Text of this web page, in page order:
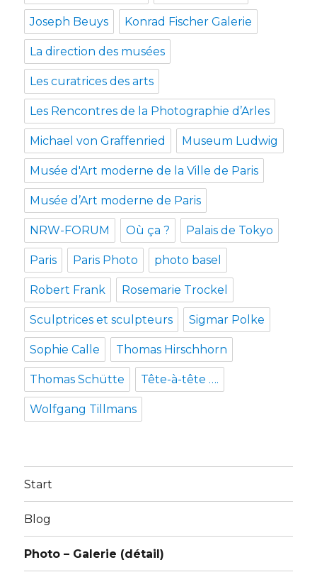
Joseph Beuys Konrad Fischer Galerie
La direction des musées
Les curatrices des arts
Les Rencontres de la Photographie d’Arles
Michael von Graffenried Museum Ludwig
Musée d'Art moderne de la Ville de Paris
Musée d’Art moderne de Paris
NRW-FORUM Où ça ? Palais de Tokyo
Paris Paris Photo photo basel
Robert Frank Rosemarie Trockel
Sculptrices et sculpteurs Sigmar Polke
Sophie Calle Thomas Hirschhorn
Thomas Schütte Tête-à-tête ….
Wolfgang Tillmans
Start
Blog
Photo – Galerie (détail)